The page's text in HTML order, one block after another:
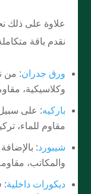
علاوة على ذلك
نقدم باقة
ورق جدران: من
وكلاسيكية،
باركيه: على
مقاوم للماء،
شيبورد:
والمكاتب،
ديكورات داخلية: